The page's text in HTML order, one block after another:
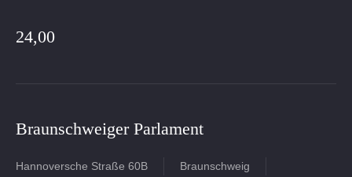
24,00
Braunschweiger Parlament
Hannoversche Straße 60B
Braunschweig